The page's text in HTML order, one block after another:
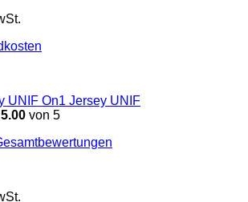
On1 Jersey UNIF
5.00 von 5